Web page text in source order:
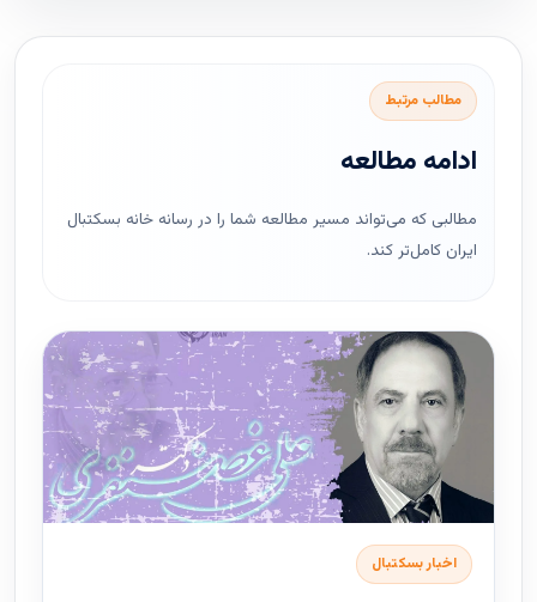
مطالب مرتبط
ادامه مطالعه
مطالبی که می‌تواند مسیر مطالعه شما را در رسانه خانه بسکتبال
ایران کامل‌تر کند.
اخبار بسکتبال